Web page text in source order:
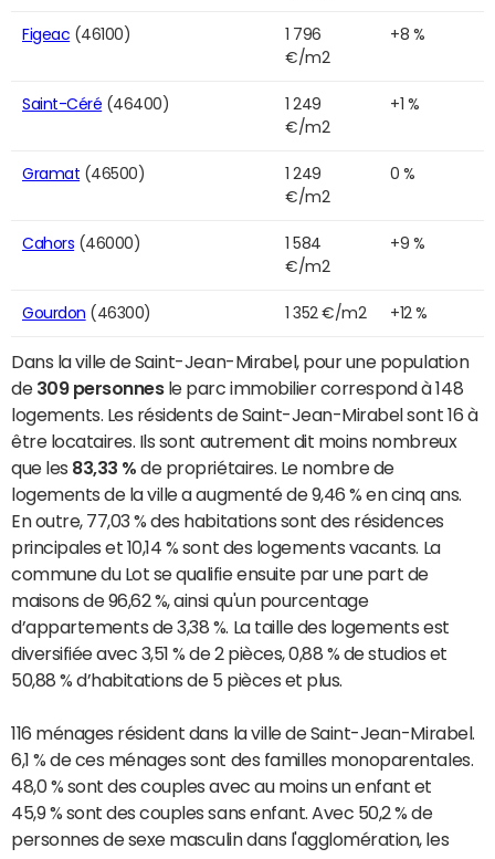
Figeac (46100)
1 796
€/m2
+8 %
Saint-Céré (46400)
1 249
€/m2
+1 %
Gramat (46500)
1 249
€/m2
0 %
Cahors (46000)
1 584
€/m2
+9 %
Gourdon (46300) 1 352 €/m2 +12 %
Dans la ville de Saint-Jean-Mirabel, pour une population
de 309 personnesle parc immobilier correspond à 148
logements. Les résidents de Saint-Jean-Mirabel sont 16 à
être locataires. Ils sont autrement dit moins nombreux
que les 83,33 % de propriétaires. Le nombre de
logements de la ville a augmenté de 9,46 % en cinq ans.
En outre, 77,03 % des habitations sont des résidences
principales et 10,14 % sont des logements vacants. La
commune du Lot se qualifie ensuite par une part de
maisons de 96,62 %, ainsi qu'un pourcentage
d’appartements de 3,38 %. La taille des logements est
diversifiée avec 3,51 % de 2 pièces, 0,88 % de studios et
50,88 % d’habitations de 5 pièces et plus.
116 ménages résident dans la ville de Saint-Jean-Mirabel.
6,1 % de ces ménages sont des familles monoparentales.
48,0 % sont des couples avec au moins un enfant et
45,9 % sont des couples sans enfant. Avec 50,2 % de
personnes de sexe masculin dans l'agglomération, les